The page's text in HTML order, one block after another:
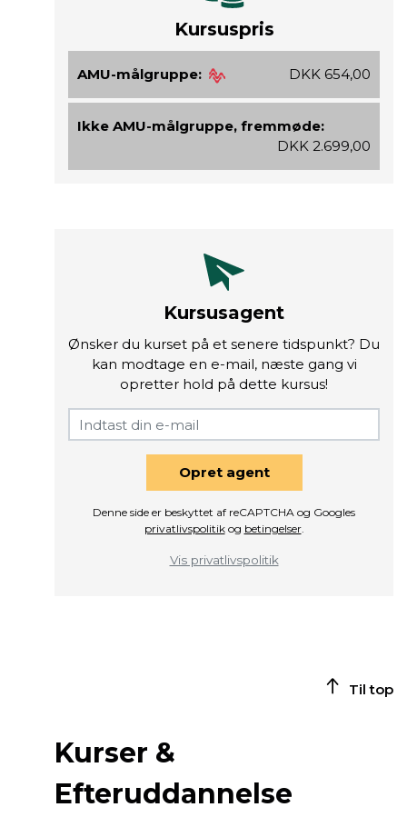
Kursuspris
AMU-målgruppe: DKK 654,00
Ikke AMU-målgruppe, fremmøde:
DKK 2.699,00
Kursusagent
Ønsker du kurset på et senere tidspunkt? Du
kan modtage en e-mail, næste gang vi
opretter hold på dette kursus!
Opret agent
Denne side er beskyttet af reCAPTCHA og Googles
privatlivspolitikog betingelser.
Vis privatlivspolitik
Til top
Kurser &
Efteruddannelse